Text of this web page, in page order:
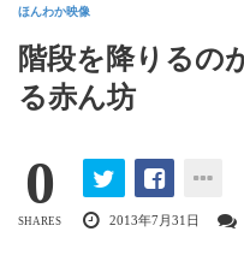
ほんわか映像
階段を降りるの
る赤ん坊
0
SHARES 2013年7月31日